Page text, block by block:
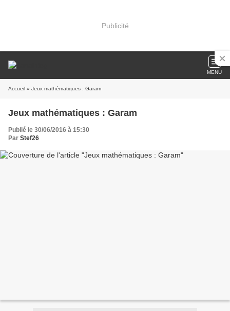
Publicité
MENU
Accueil » Jeux mathématiques : Garam
Jeux mathématiques : Garam
Publié le 30/06/2016 à 15:30
Par Stef26